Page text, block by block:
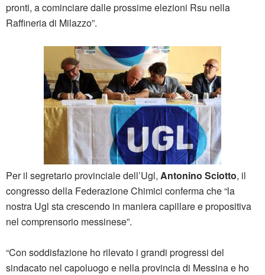
pronti, a cominciare dalle prossime elezioni Rsu nella
Raffineria di Milazzo”.
Per il segretario provinciale dell’Ugl, Antonino Sciotto, il
congresso della Federazione Chimici conferma che “la
nostra Ugl sta crescendo in maniera capillare e propositiva
nel comprensorio messinese”.
“Con soddisfazione ho rilevato i grandi progressi del
sindacato nel capoluogo e nella provincia di Messina e ho